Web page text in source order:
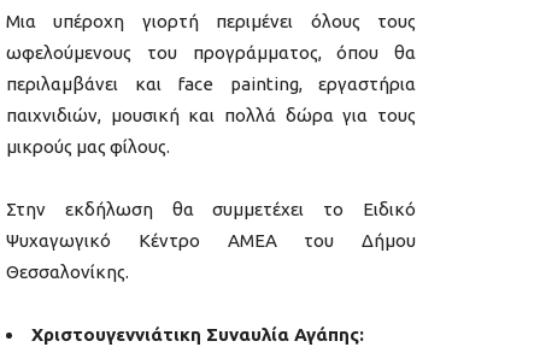
Μια υπέροχη γιορτή περιμένει όλους τους
ωφελούμενους του προγράμματος, όπου θα
περιλαμβάνει και face painting, εργαστήρια
παιχνιδιών, μουσική και πολλά δώρα για τους
μικρούς μας φίλους.
Στην εκδήλωση θα συμμετέχει το Ειδικό
Ψυχαγωγικό Κέντρο ΑΜΕΑ του Δήμου
Θεσσαλονίκης.
Χριστουγεννιάτικη Συναυλία Αγάπης: